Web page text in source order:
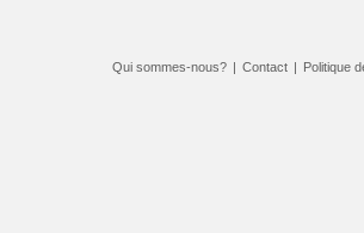
Qui sommes-nous? | Contact | Politique